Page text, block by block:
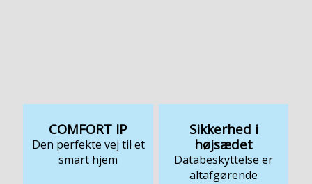
COMFORT IP
Den perfekte vej til et
smart hjem
Sikkerhed i
højsædet
Databeskyttelse er
altafgørende